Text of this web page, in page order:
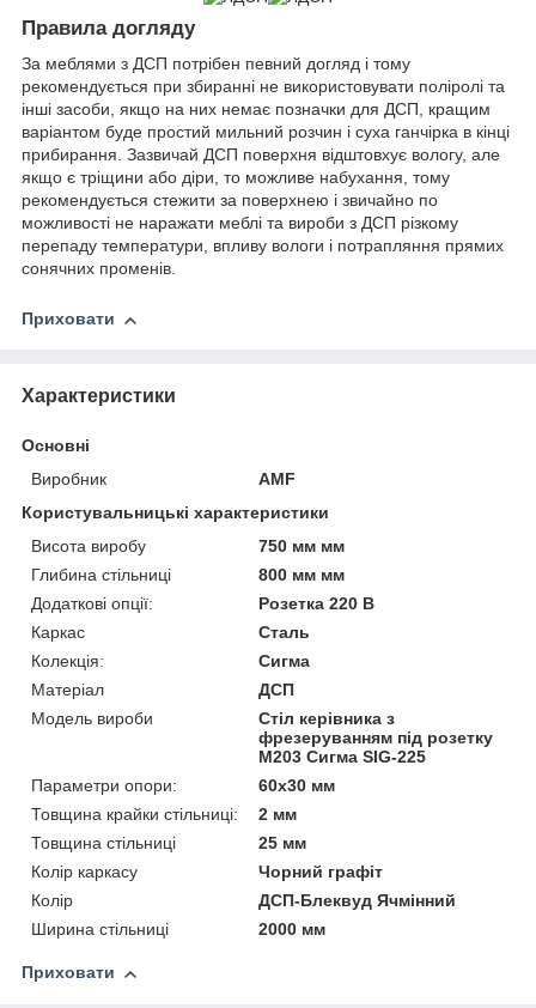
Правила догляду
За меблями з ДСП потрібен певний догляд і тому
рекомендується при збиранні не використовувати поліролі та
інші засоби, якщо на них немає позначки для ДСП, кращим
варіантом буде простий мильний розчин і суха ганчірка в кінці
прибирання. Зазвичай ДСП поверхня відштовхує вологу, але
якщо є тріщини або діри, то можливе набухання, тому
рекомендується стежити за поверхнею і звичайно по
можливості не наражати меблі та вироби з ДСП різкому
перепаду температури, впливу вологи і потрапляння прямих
сонячних променів.
Приховати
Характеристики
Основні
Виробник
AMF
Користувальницькі характеристики
Висота виробу
750 мм мм
Глибина стільниці
800 мм мм
Додаткові опції:
Розетка 220 В
Каркас
Сталь
Колекція:
Сигма
Матеріал
ДСП
Модель вироби
Стіл керівника з
фрезеруванням під розетку
М203 Сигма SIG-225
Параметри опори:
60х30 мм
Товщина крайки стільниці:
2 мм
Товщина стільниці
25 мм
Колір каркасу
Чорний графіт
Колір
ДСП-Блеквуд Ячмінний
Ширина стільниці
2000 мм
Приховати